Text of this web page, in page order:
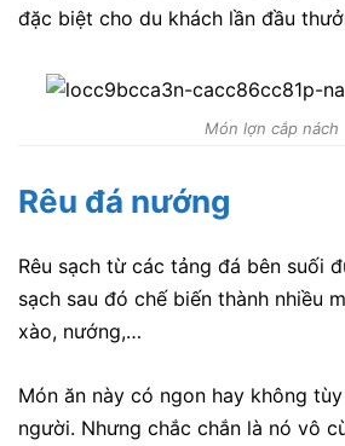
đặc biệt cho du khách lần đầu
Món lợn cắp nách
Rêu đá nướng
Rêu sạch từ các tảng đá bên suối
sạch sau đó chế biến thành nhiều
xào, nướng,…
Món ăn này có ngon hay không
người. Nhưng chắc chắn là nó vô